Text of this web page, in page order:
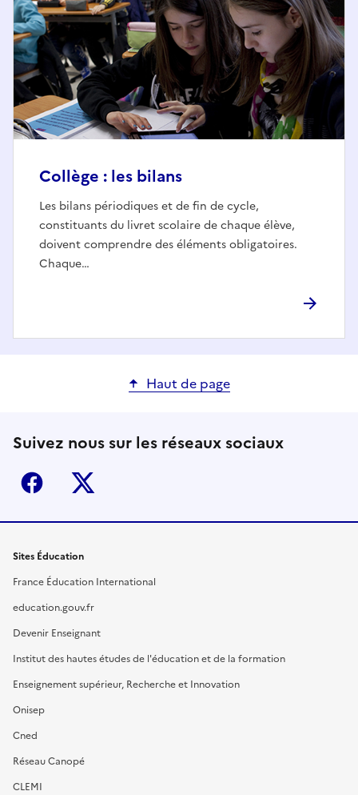
Collège : les bilans
Les bilans périodiques et de fin de cycle,
constituants du livret scolaire de chaque élève,
doivent comprendre des éléments obligatoires.
Chaque…
Haut de page
Suivez nous sur les réseaux sociaux
Facebook
Sites Éducation
France Éducation International
education.gouv.fr
Devenir Enseignant
Institut des hautes études de l'éducation et de la formation
Enseignement supérieur, Recherche et Innovation
Onisep
Cned
Réseau Canopé
CLEMI